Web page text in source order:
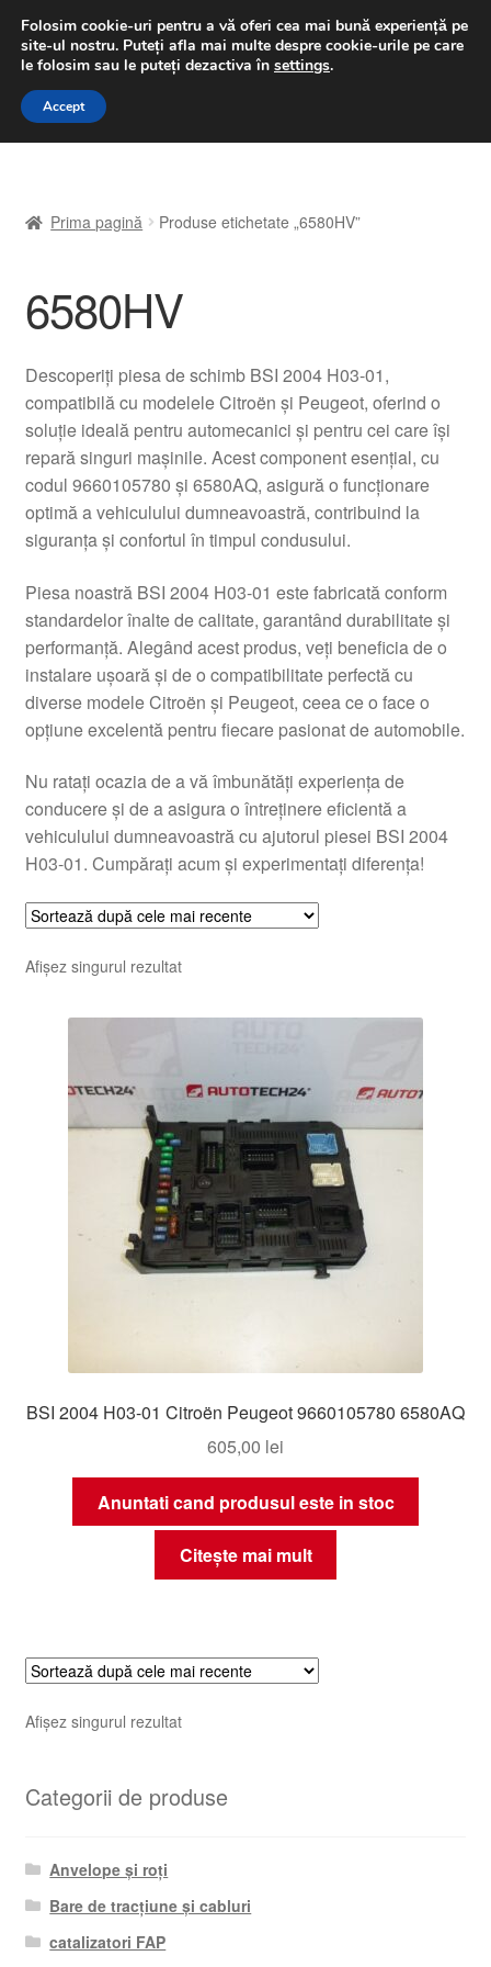
LIVRARE de la 33 lei
luni-vineri 9 a.m. - 4 p.m.031 229 6816
Sari
Sari
A lua legatura
Contul meu
Despre noi
Finalizare comandă
Livrare
Livrare în toată lumea
Plângere
Plățile
Procedura de reclamație
Termeni si conditii
Prima pagină Produse etichetate „6580HV”
6580HV
Descoperiți piesa de schimb BSI 2004 H03-01,
compatibilă cu modelele Citroën și Peugeot, oferind o
soluție ideală pentru automecanici și pentru cei care își
repară singuri mașinile. Acest component esențial, cu
codul 9660105780 și 6580AQ, asigură o funcționare
optimă a vehiculului dumneavoastră, contribuind la
siguranța și confortul în timpul condusului.
Piesa noastră BSI 2004 H03-01 este fabricată conform
standardelor înalte de calitate, garantând durabilitate și
performanță. Alegând acest produs, veți beneficia de o
instalare ușoară și de o compatibilitate perfectă cu
diverse modele Citroën și Peugeot, ceea ce o face o
opțiune excelentă pentru fiecare pasionat de automobile.
Nu ratați ocazia de a vă îmbunătăți experiența de
conducere și de a asigura o întreținere eficientă a
vehiculului dumneavoastră cu ajutorul piesei BSI 2004
H03-01. Cumpărați acum și experimentați diferența!
Afișez singurul rezultat
BSI 2004 H03-01 Citroën Peugeot 9660105780 6580AQ
605,00 lei
Anuntati cand produsul este in stoc
Citește mai mult
Afișez singurul rezultat
Categorii de produse
Anvelope și roți
Bare de tracțiune și cabluri
catalizatori FAP
Folosim cookie-uri pentru a vă oferi cea mai bună experiență pe
site-ul nostru. Puteți afla mai multe despre cookie-urile pe care
le folosim sau le puteți dezactiva în settings.
Accept